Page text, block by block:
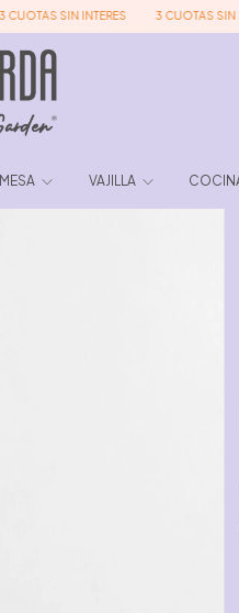
SIN INTERES 3 CUOTAS SIN
MESA VAJILLA